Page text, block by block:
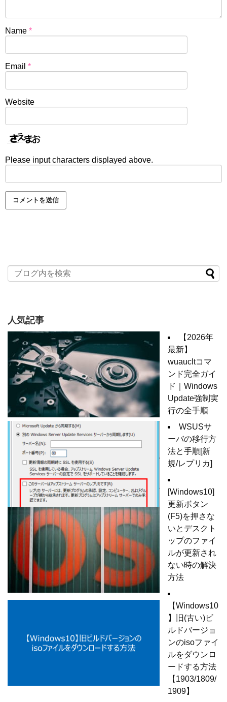
Name *
Email *
Website
Please input characters displayed above.
人気記事
【2026年
最新】
wuaucltコマ
ンド完全ガイ
ド｜Windows
Update強制実
行の全手順
WSUSサ
ーバの移行方
法と手順[新
規/レプリカ]
[Windows10]
更新ボタン
(F5)を押さな
いとデスクト
ップのファイ
ルが更新され
ない時の解決
方法
【Windows10
】旧(古い)ビ
ルドバージョ
ンのisoファイ
ルをダウンロ
ードする方法
【1903/1809/
1909】